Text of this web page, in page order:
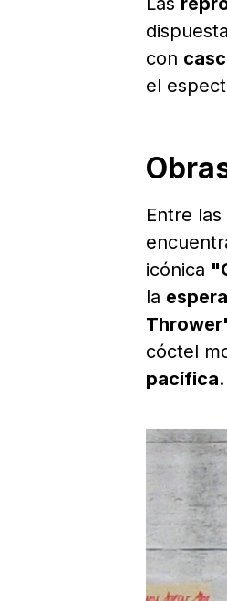
con
el
Entre
icónica
la
cóctel
pacífica.